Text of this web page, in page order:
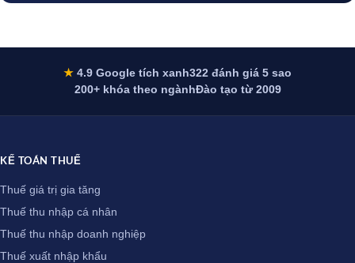
★ 4.9 Google tích xanh322 đánh giá 5 sao
200+ khóa theo ngànhĐào tạo từ 2009
KẾ TOÁN THUẾ
Thuế giá trị gia tăng
Thuế thu nhập cá nhân
Thuế thu nhập doanh nghiệp
Thuế xuất nhập khẩu